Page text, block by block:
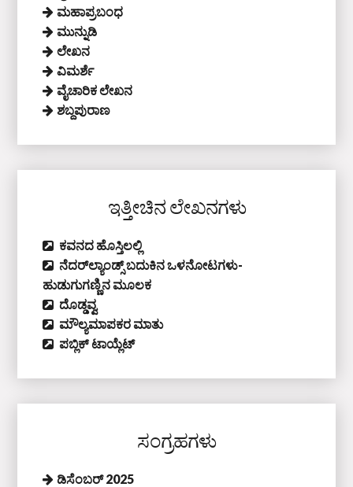
ಮಹಾಪ್ರಬಂಧ
ಮುನ್ನುಡಿ
ಲೇಖನ
ವಿಮರ್ಶೆ
ವೈಚಾರಿಕ ಲೇಖನ
ಶಬ್ದಪುರಾಣ
ಇತ್ತೀಚಿನ ಲೇಖನಗಳು
ಕವನದ ಹೊಸ್ತಿಲಲ್ಲಿ
ನೆದರ್‌ಲ್ಯಾಂಡ್ಸ್‌ ಬದುಕಿನ ಒಳನೋಟಗಳು-
ಹುಡುಗುಗಣ್ಣಿನ ಮೂಲಕ
ದೊಡ್ಡವ್ವ
ಮೌಲ್ಯಮಾಪಕರ ಮಾತು
ಪಬ್ಲಿಕ್‌ ಟಾಯ್ಲೆಟ್‌
ಸಂಗ್ರಹಗಳು
ಡಿಸೆಂಬರ್ 2025